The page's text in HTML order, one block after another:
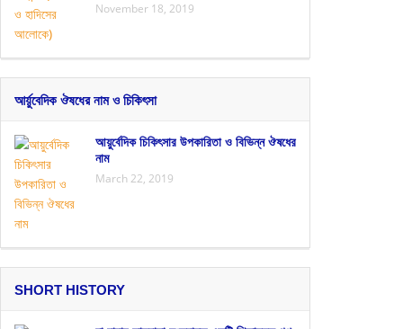
November 18, 2019
আর্য়ুবেদিক ঔষধের নাম ও চিকিৎসা
আয়ুর্বেদিক চিকিৎসার উপকারিতা ও বিভিন্ন ঔষধের
নাম
March 22, 2019
SHORT HISTORY